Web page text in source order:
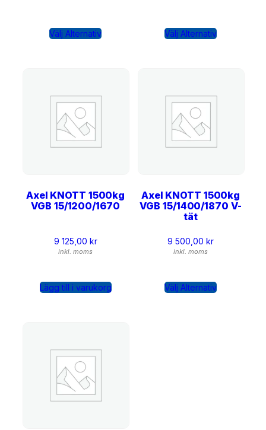
Välj Alternativ Välj Alternativ
Axel KNOTT 1500kg
VGB 15/1200/1670
9 125,00 kr
inkl. moms
Lägg till i varukorg
Axel KNOTT 1500kg
VGB 15/1400/1870 V-
tät
9 500,00 kr
inkl. moms
Välj Alternativ